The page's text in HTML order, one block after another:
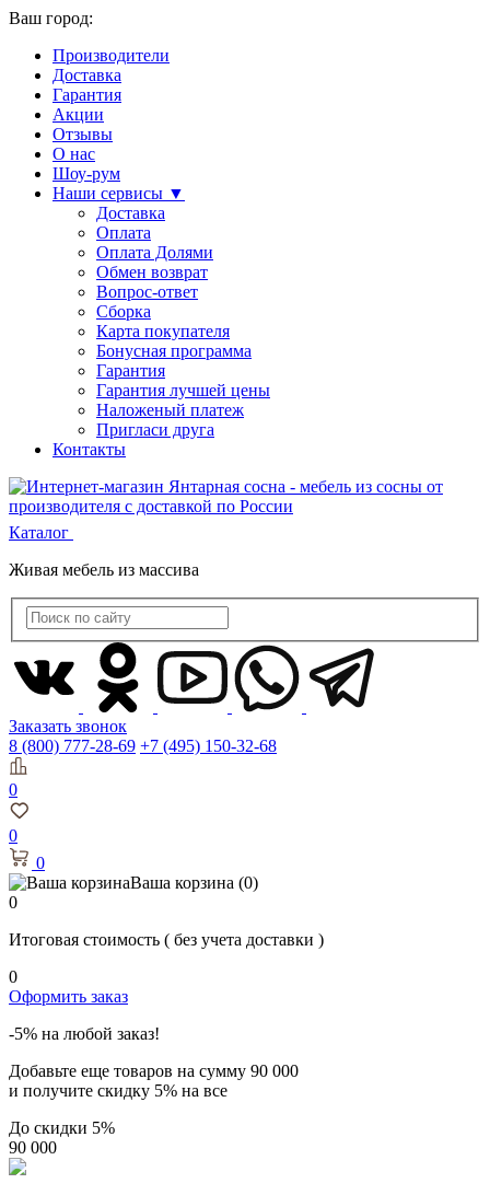
Ваш город:
Производители
Доставка
Гарантия
Акции
Отзывы
О нас
Шоу-рум
Наши сервисы ▼
Доставка
Оплата
Оплата Долями
Обмен возврат
Вопрос-ответ
Сборка
Карта покупателя
Бонусная программа
Гарантия
Гарантия лучшей цены
Наложеный платеж
Пригласи друга
Контакты
Каталог
Живая мебель из массива
Заказать звонок
8 (800) 777-28-69 +7 (495) 150-32-68
0
0
0
Ваша корзина (0)
0
Итоговая стоимость ( без учета доставки )
0
Оформить заказ
-5% на любой заказ!
Добавьте еще товаров на сумму 90 000
и получите скидку 5% на все
До скидки 5%
90 000